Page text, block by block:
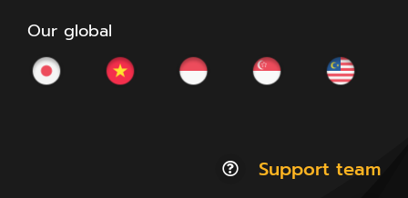
Our global
Support team